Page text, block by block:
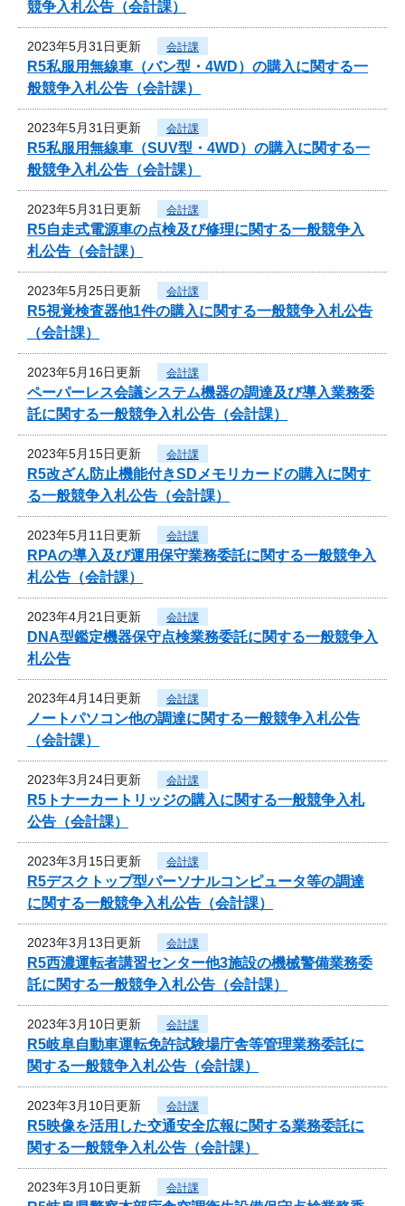
競争入札公告（会計課）
2023年5月31日更新 会計課
R5私服用無線車（バン型・4WD）の購入に関する一
般競争入札公告（会計課）
2023年5月31日更新 会計課
R5私服用無線車（SUV型・4WD）の購入に関する一
般競争入札公告（会計課）
2023年5月31日更新 会計課
R5自走式電源車の点検及び修理に関する一般競争入
札公告（会計課）
2023年5月25日更新 会計課
R5視覚検査器他1件の購入に関する一般競争入札公告
（会計課）
2023年5月16日更新 会計課
ペーパーレス会議システム機器の調達及び導入業務委
託に関する一般競争入札公告（会計課）
2023年5月15日更新 会計課
R5改ざん防止機能付きSDメモリカードの購入に関す
る一般競争入札公告（会計課）
2023年5月11日更新 会計課
RPAの導入及び運用保守業務委託に関する一般競争入
札公告（会計課）
2023年4月21日更新 会計課
DNA型鑑定機器保守点検業務委託に関する一般競争入
札公告
2023年4月14日更新 会計課
ノートパソコン他の調達に関する一般競争入札公告
（会計課）
2023年3月24日更新 会計課
R5トナーカートリッジの購入に関する一般競争入札
公告（会計課）
2023年3月15日更新 会計課
R5デスクトップ型パーソナルコンピュータ等の調達
に関する一般競争入札公告（会計課）
2023年3月13日更新 会計課
R5西濃運転者講習センター他3施設の機械警備業務委
託に関する一般競争入札公告（会計課）
2023年3月10日更新 会計課
R5岐阜自動車運転免許試験場庁舎等管理業務委託に
関する一般競争入札公告（会計課）
2023年3月10日更新 会計課
R5映像を活用した交通安全広報に関する業務委託に
関する一般競争入札公告（会計課）
2023年3月10日更新 会計課